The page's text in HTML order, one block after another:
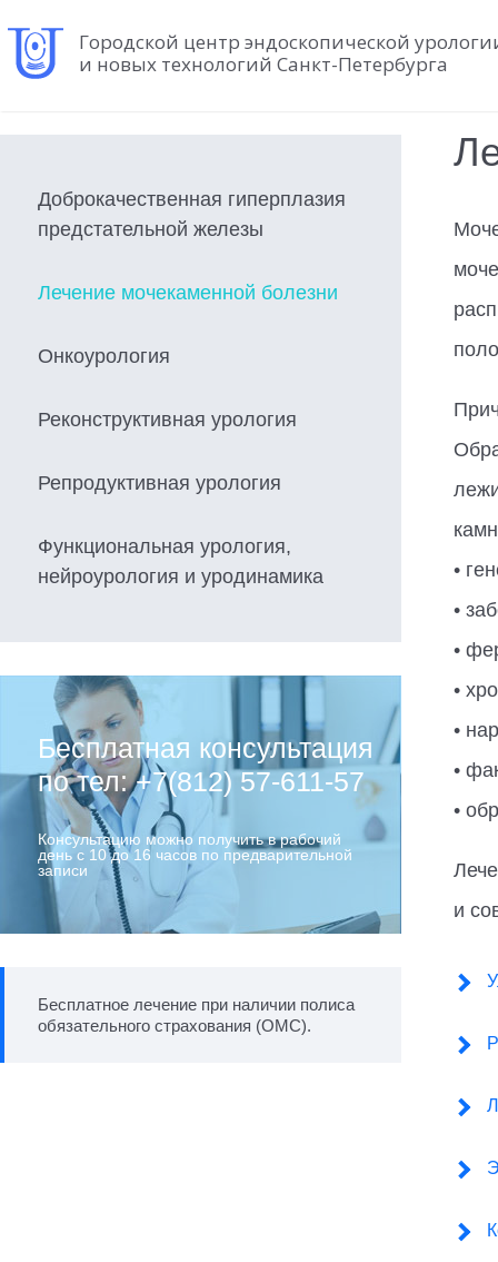
Городской центр эндоскопической
и новых технологий Санкт-Петербурга
Главная Лечение мочекаменной болезни
Доброкачественная гиперплазия
предстательной железы
Лечение мочекаменной болезни
Онкоурология
Реконструктивная урология
Репродуктивная урология
Функциональная урология,
нейроурология и уродинамика
Бесплатная консультация
по тел: +7(812) 57-611-57
Консультацию можно получить в рабочий
день с 10 до 16 часов по предварительной
записи
Бесплатное лечение при наличии полиса
обязательного страхования (ОМС).
•
•
•
•
•
•
•
и